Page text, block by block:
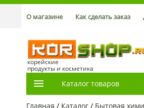
О магазине Как сделать заказ
корейские
продукты и косметика
Каталог товаров
Главная / Каталог / Бытовая